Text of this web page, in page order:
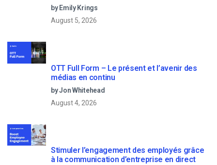
by Emily Krings
August 5, 2026
OTT Full Form – Le présent et l’avenir des
médias en continu
by Jon Whitehead
August 4, 2026
Stimuler l’engagement des employés grâce
à la communication d’entreprise en direct